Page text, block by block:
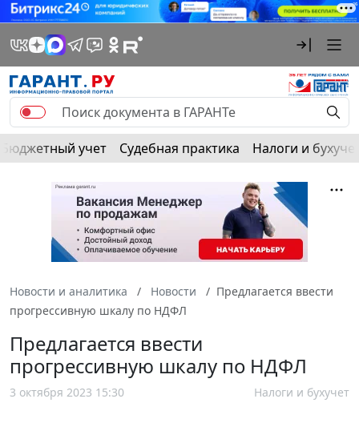
Бюджетный учет Судебная практика Налоги и
Новости и аналитика Новости
Предлагается ввести
прогрессивную шкалу по НДФЛ
Предлагается ввести
прогрессивную шкалу по НДФЛ
3 октября 2023 15:30 Налоги и бухучет